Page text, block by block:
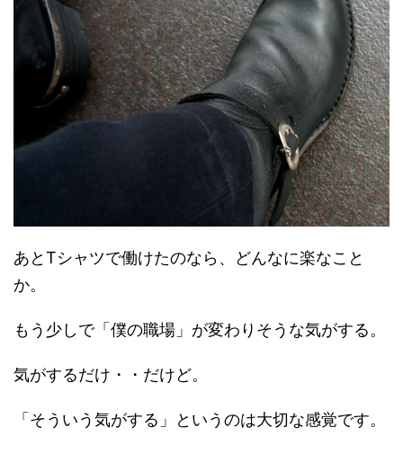
あとTシャツで働けたのなら、どんなに楽なこと
か。
もう少しで「僕の職場」が変わりそうな気がする。
気がするだけ・・だけど。
「そういう気がする」というのは大切な感覚です。